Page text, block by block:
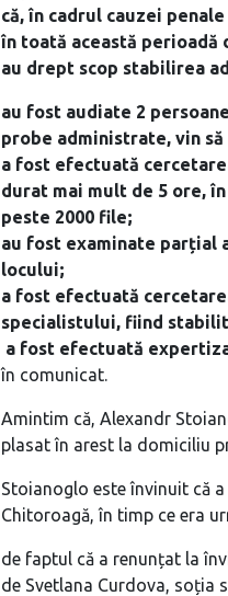
că, în cadrul cauzei
în toată această perioadă
au drept scop stabilirea
au fost audiate 2
probe administrate, vin
a fost efectuată
durat mai mult de 5 ore,
peste 2000 file;
au fost examinate parțial
locului;
a fost efectuată
specialistului, fiind
a fost efectuată
în comunicat.
Amintim că, Alexandr
plasat în arest la domiciliu
Stoianoglo este învinuit că
Chitoroagă, în timp ce era
de faptul că a renunțat la
de Svetlana Curdova, soția